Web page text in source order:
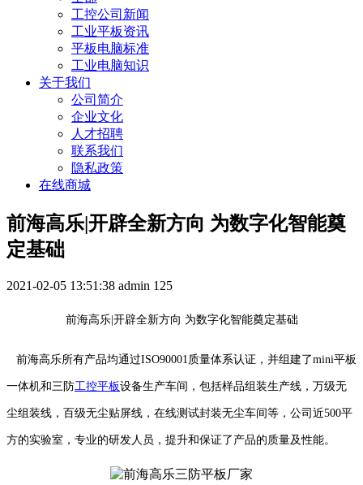
工控公司新闻
工业平板资讯
平板电脑标准
工业电脑知识
关于我们
公司简介
企业文化
人才招聘
联系我们
隐私政策
在线商城
前海高乐|开辟全新方向 为数字化智能奠
定基础
2021-02-05 13:51:38 admin 125
前海高乐|开辟全新方向 为数字化智能奠定基础
前海高乐所有产品均通过ISO90001质量体系认证，并组建了mini平板
一体机和三防工控平板设备生产车间，包括样品组装生产线，万级无
尘组装线，百级无尘贴屏线，在线测试封装无尘车间等，公司近500平
方的实验室，专业的研发人员，提升和保证了产品的质量及性能。